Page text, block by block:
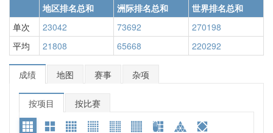
地区排名总和 洲际排名总和
世界排名总和
单次
23042 73692
270198
平均
21808 65668 220292
成绩 地图 赛事 杂项
按项目 按比赛